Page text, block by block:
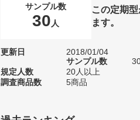
サンプル数
30 人
この定期
ます。
更新日
2018/01/04
サンプル数
規定人数
20人以上
調査商品数
5商品